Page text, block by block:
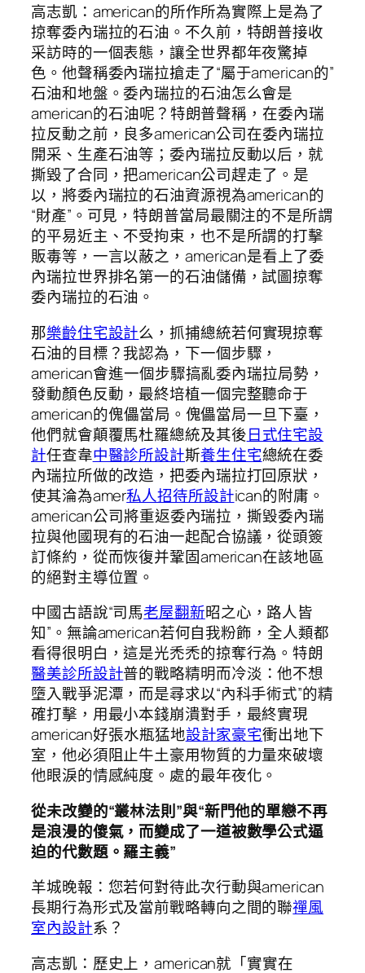
高志凱：american的所作所為實際上是為了
掠奪委內瑞拉的石油。不久前，特朗普接收
采訪時的一個表態，讓全世界都年夜驚掉
色。他聲稱委內瑞拉搶走了“屬于american的”
石油和地盤。委內瑞拉的石油怎么會是
american的石油呢？特朗普聲稱，在委內瑞
拉反動之前，良多american公司在委內瑞拉
開采、生產石油等；委內瑞拉反動以后，就
撕毀了合同，把american公司趕走了。是
以，將委內瑞拉的石油資源視為american的
“財產”。可見，特朗普當局最關注的不是所謂
的平易近主、不受拘束，也不是所謂的打擊
販毒等，一言以蔽之，american是看上了委
內瑞拉世界排名第一的石油儲備，試圖掠奪
委內瑞拉的石油。
那樂齡住宅設計么，抓捕總統若何實現掠奪
石油的目標？我認為，下一個步驟，
american會進一個步驟搞亂委內瑞拉局勢，
發動顏色反動，最終培植一個完整聽命于
american的傀儡當局。傀儡當局一旦下臺，
他們就會顛覆馬杜羅總統及其後日式住宅設
計任查韋中醫診所設計斯養生住宅總統在委
內瑞拉所做的改造，把委內瑞拉打回原狀，
使其淪為amer私人招待所設計ican的附庸。
american公司將重返委內瑞拉，撕毀委內瑞
拉與他國現有的石油一起配合協議，從頭簽
訂條約，從而恢復并鞏固american在該地區
的絕對主導位置。
中國古語說“司馬老屋翻新昭之心，路人皆
知”。無論american若何自我粉飾，全人類都
看得很明白，這是光禿禿的掠奪行為。特朗
醫美診所設計普的戰略精明而冷淡：他不想
墮入戰爭泥潭，而是尋求以“內科手術式”的精
確打擊，用最小本錢崩潰對手，最終實現
american好張水瓶猛地設計家豪宅衝出地下
室，他必須阻止牛土豪用物質的力量來破壞
他眼淚的情感純度。處的最年夜化。
從未改變的“叢林法則”與“新門他的單戀不再
是浪漫的傻氣，而變成了一道被數學公式逼
迫的代數題。羅主義”
羊城晚報：您若何對待此次行動與american
長期行為形式及當前戰略轉向之間的聯禪風
室內設計系？
高志凱：歷史上，american就「實實在